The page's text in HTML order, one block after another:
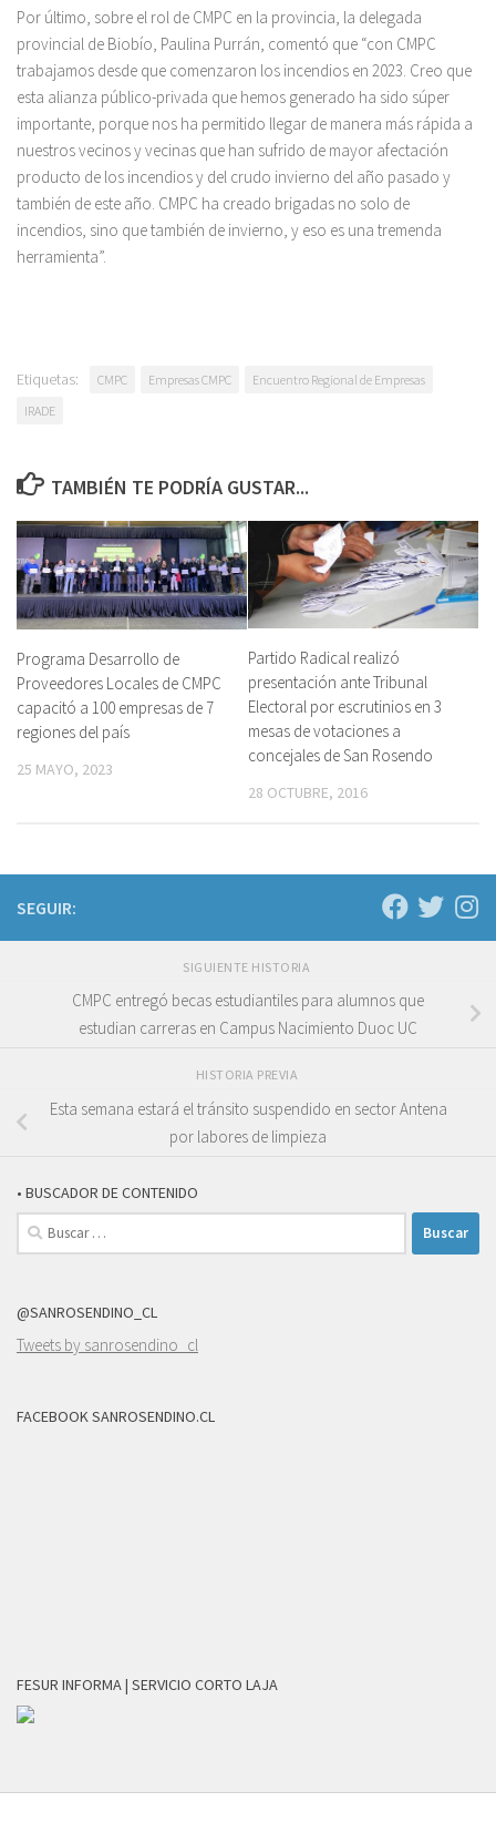
Por último, sobre el rol de CMPC en la provincia, la delegada
provincial de Biobío, Paulina Purrán, comentó que “con CMPC
trabajamos desde que comenzaron los incendios en 2023. Creo que
esta alianza público-privada que hemos generado ha sido súper
importante, porque nos ha permitido llegar de manera más rápida a
nuestros vecinos y vecinas que han sufrido de mayor afectación
producto de los incendios y del crudo invierno del año pasado y
también de este año. CMPC ha creado brigadas no solo de
incendios, sino que también de invierno, y eso es una tremenda
herramienta”.
Etiquetas: CMPC Empresas CMPC
Encuentro Regional de Empresas
IRADE
TAMBIÉN TE PODRÍA GUSTAR...
Programa Desarrollo de
Proveedores Locales de CMPC
capacitó a 100 empresas de 7
regiones del país
25 MAYO, 2023
Partido Radical realizó
presentación ante Tribunal
Electoral por escrutinios en 3
mesas de votaciones a
concejales de San Rosendo
28 OCTUBRE, 2016
SEGUIR:
SIGUIENTE HISTORIA
CMPC entregó becas estudiantiles para alumnos que
estudian carreras en Campus Nacimiento Duoc UC
HISTORIA PREVIA
Esta semana estará el tránsito suspendido en sector Antena
por labores de limpieza
• BUSCADOR DE CONTENIDO
Buscar:
@SANROSENDINO_CL
Tweets by sanrosendino_cl
FACEBOOK SANROSENDINO.CL
FESUR INFORMA | SERVICIO CORTO LAJA